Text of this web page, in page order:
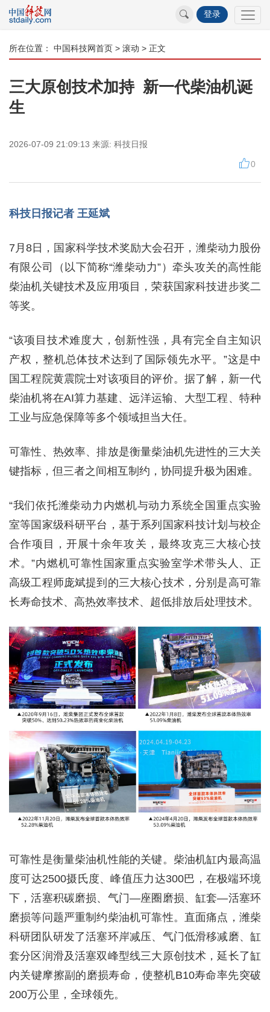
登录
所在位置： 中国科技网首页 > 滚动 > 正文
三大原创技术加持 新一代柴油机诞
生
2026-07-09 21:09:13 来源: 科技日报
0
科技日报记者 王延斌
7月8日，国家科学技术奖励大会召开，潍柴动力股份
有限公司（以下简称“潍柴动力”）牵头攻关的高性能
柴油机关键技术及应用项目，荣获国家科技进步奖二
等奖。
“该项目技术难度大，创新性强，具有完全自主知识
产权，整机总体技术达到了国际领先水平。”这是中
国工程院黄震院士对该项目的评价。据了解，新一代
柴油机将在AI算力基建、远洋运输、大型工程、特种
工业与应急保障等多个领域担当大任。
可靠性、热效率、排放是衡量柴油机先进性的三大关
键指标，但三者之间相互制约，协同提升极为困难。
“我们依托潍柴动力内燃机与动力系统全国重点实验
室等国家级科研平台，基于系列国家科技计划与校企
合作项目，开展十余年攻关，最终攻克三大核心技
术。”内燃机可靠性国家重点实验室学术带头人、正
高级工程师庞斌提到的三大核心技术，分别是高可靠
长寿命技术、高热效率技术、超低排放后处理技术。
可靠性是衡量柴油机性能的关键。柴油机缸内最高温
度可达2500摄氏度、峰值压力达300巴，在极端环境
下，活塞积碳磨损、气门—座圈磨损、缸套—活塞环
磨损等问题严重制约柴油机可靠性。直面痛点，潍柴
科研团队研发了活塞环岸减压、气门低滑移减磨、缸
套分区润滑及活塞双峰型线三大原创技术，延长了缸
内关键摩擦副的磨损寿命，使整机B10寿命率先突破
200万公里，全球领先。